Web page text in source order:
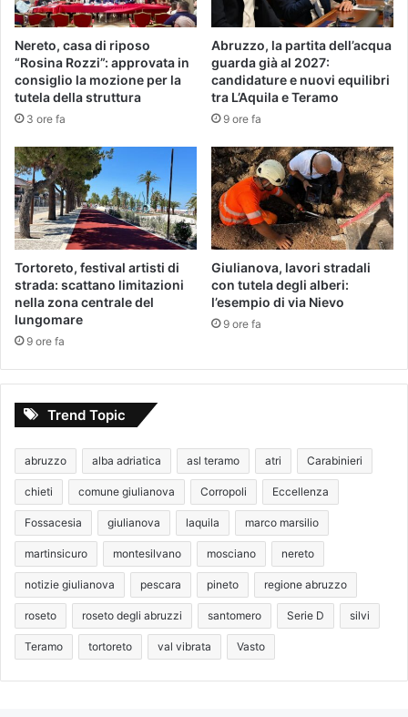
Nereto, casa di riposo
“Rosina Rozzi”: approvata in
consiglio la mozione per la
tutela della struttura
3 ore fa
Abruzzo, la partita dell’acqua
guarda già al 2027:
candidature e nuovi equilibri
tra L’Aquila e Teramo
9 ore fa
Tortoreto, festival artisti di
strada: scattano limitazioni
nella zona centrale del
lungomare
9 ore fa
Giulianova, lavori stradali
con tutela degli alberi:
l’esempio di via Nievo
9 ore fa
Trend Topic
abruzzo alba adriatica asl teramo atri Carabinieri
chieti comune giulianova Corropoli Eccellenza
Fossacesia giulianova laquila marco marsilio
martinsicuro montesilvano mosciano nereto
notizie giulianova pescara pineto regione abruzzo
roseto roseto degli abruzzi santomero Serie D silvi
Teramo tortoreto val vibrata Vasto